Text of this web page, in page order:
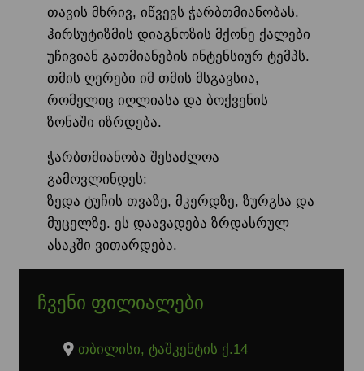
თავის მხრივ, იწვევს ჭარბთმიანობას.
ჰირსუტიზმის დიაგნოზის მქონე ქალები
უჩივიან გათმიანების ინტენსიურ ტემპს.
თმის ღერები იმ თმის მსგავსია,
რომელიც იღლიასა და ბოქვენის
ზონაში იზრდება.
ჭარბთმიანობა შესაძლოა
გამოვლინდეს:
ზედა ტუჩის თვაზე, მკერდზე, ზურგსა და
მუცელზე. ეს დაავადება ზრდასრულ
ასაკში ვითარდება.
ჩვენი ფილიალები
თბილისი, ტაშკენტის ქ.14